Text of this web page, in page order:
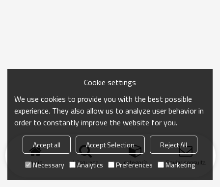
Inicio búsqueda categoría Enviar consulta
Cookie settings
We use cookies to provide you with the best possible
experience. They also allow us to analyze user behavior in
order to constantly improve the website for you.
Accept all Accept Selection
Reject All
Necessary
Analytics Preferences Marketing